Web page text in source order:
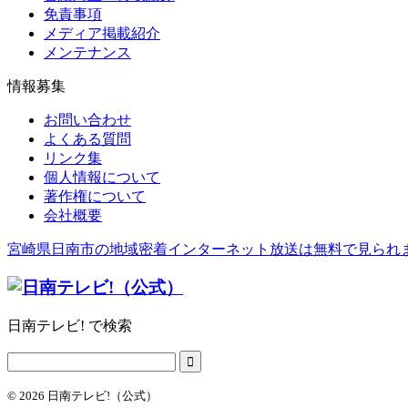
免責事項
メディア掲載紹介
メンテナンス
情報募集
お問い合わせ
よくある質問
リンク集
個人情報について
著作権について
会社概要
宮崎県日南市の地域密着インターネット放送は無料で見られ
日南テレビ! で検索
© 2026 日南テレビ!（公式）